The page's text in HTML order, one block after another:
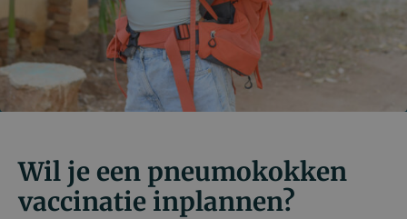
Wil je een pneumokokken
vaccinatie inplannen?